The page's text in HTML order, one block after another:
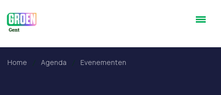
Home Agenda Evenementen